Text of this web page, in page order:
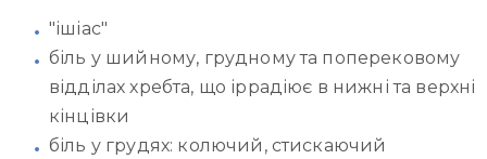
"ішіас"
біль у шийному, грудному та поперековому
відділах хребта, що іррадіює в нижні та верхні
кінцівки
біль у грудях: колючий, стискаючий